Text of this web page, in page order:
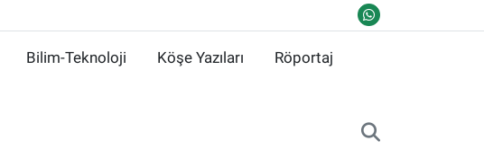
Bilim-Teknoloji Köşe Yazıları Röportaj